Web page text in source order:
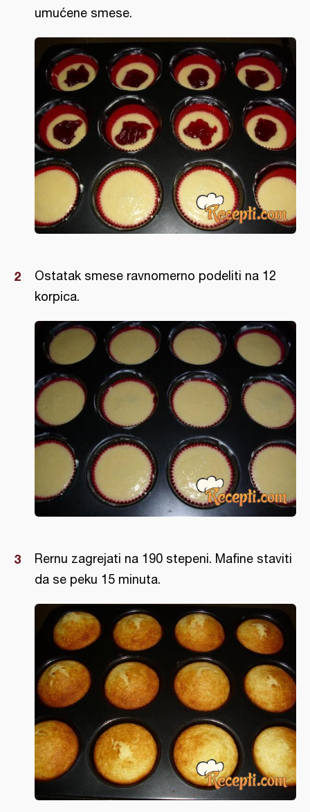
umućene smese.
Ostatak smese ravnomerno podeliti na 12
korpica.
Rernu zagrejati na 190 stepeni. Mafine staviti
da se peku 15 minuta.